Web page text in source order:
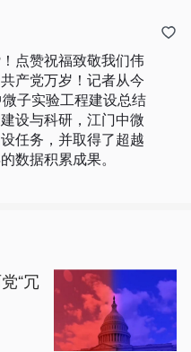
点赞祝福致敬我们伟
产党万岁！记者从今
子实验工程建设总结
设与科研，江门中微
任务，并取得了超越
数据积累成果。
“冗